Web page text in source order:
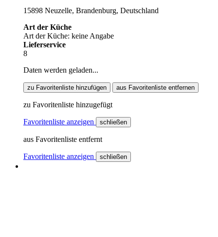
15898 Neuzelle, Brandenburg, Deutschland
Art der Küche
Art der Küche: keine Angabe
Lieferservice
8
Daten werden geladen...
zu Favoritenliste hinzufügen aus Favoritenliste entfernen
zu Favoritenliste hinzugefügt
Favoritenliste anzeigen schließen
aus Favoritenliste entfernt
Favoritenliste anzeigen schließen